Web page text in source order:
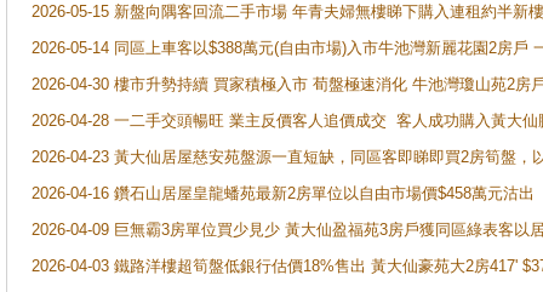
2026-05-15 新盤向隅客回流二手市場 年青夫婦無樓睇下購入連租約半新
2026-05-14 同區上車客以$388萬元(自由市場)入市牛池灣新麗花園2房戶
2026-04-30 樓市升勢持續 買家積極入市 荀盤極速消化 牛池灣瓊山苑2房
2026-04-28 一二手交頭暢旺 業主反價客人追價成交 客人成功購入黃大
2026-04-23 黃大仙居屋慈安苑盤源一直短缺，同區客即睇即買2房筍盤，
2026-04-16 鑽石山居屋皇龍蟠苑最新2房單位以自由市場價$458萬元沽出
2026-04-09 巨無霸3房單位買少見少 黃大仙盈福苑3房戶獲同區綠表客以
2026-04-03 鐵路洋樓超筍盤低銀行估價18%售出 黃大仙豪苑大2房417'